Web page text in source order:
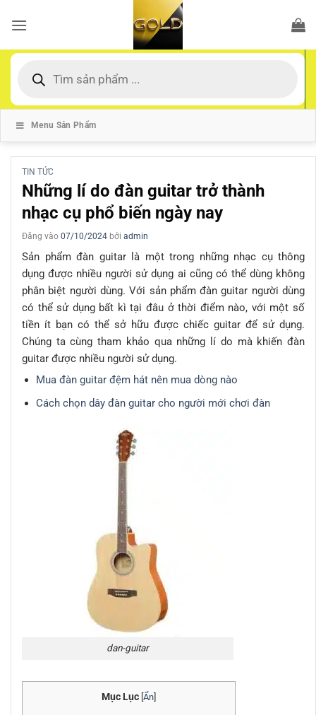
qua
dung
kiếm
Menu Sản Phẩm
TIN TỨC
Những lí do đàn guitar trở thành
nhạc cụ phổ biến ngày nay
Đăng vào 07/10/2024 bởi admin
Sản phẩm đàn guitar là một trong những nhạc cụ thông
dụng được nhiều người sử dụng ai cũng có thể dùng không
phân biệt người dùng. Với sản phẩm đàn guitar người dùng
có thể sử dụng bất kì tại đâu ở thời điểm nào, với một số
tiền ít bạn có thể sở hữu được chiếc guitar để sử dụng.
Chúng ta cùng tham khảo qua những lí do mà khiến đàn
guitar được nhiều người sử dụng.
Mua đàn guitar đệm hát nên mua dòng nào
Cách chọn dây đàn guitar cho người mới chơi đàn
dan-guitar
Mục Lục Ẩn